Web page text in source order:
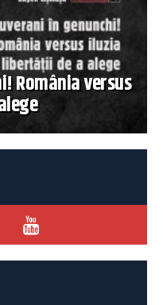
România versus